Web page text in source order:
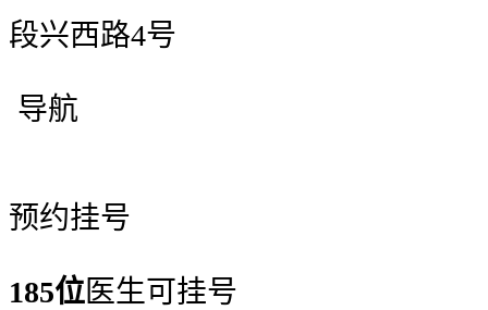
段兴西路4号
导航
预约挂号
185位医生可挂号